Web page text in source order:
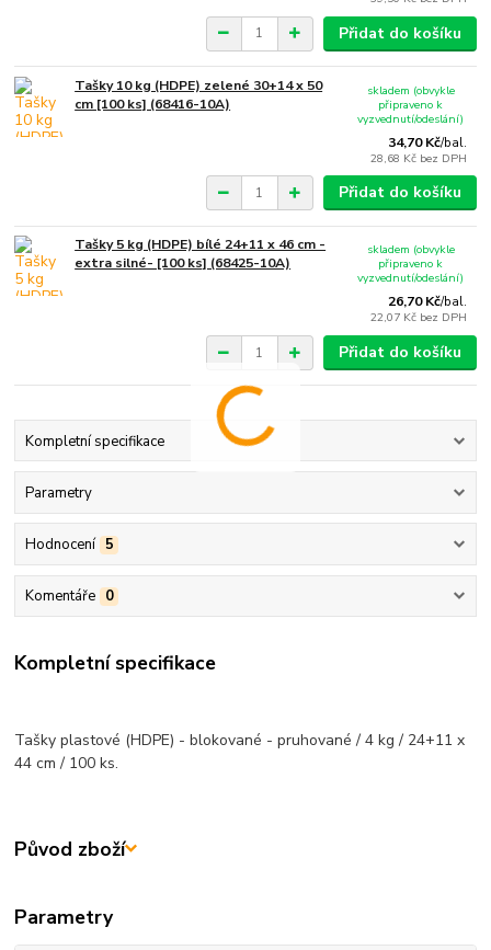
Přidat do košíku
Tašky 10 kg (HDPE) zelené 30+14 x 50
cm [100 ks] (68416-10A)
34,70 Kč/bal.
28,68 Kč bez DPH
skladem (obvykle
připraveno k
vyzvednutí/odeslání)
Přidat do košíku
Tašky 5 kg (HDPE) bílé 24+11 x 46 cm -
extra silné- [100 ks] (68425-10A)
26,70 Kč/bal.
22,07 Kč bez DPH
skladem (obvykle
připraveno k
vyzvednutí/odeslání)
Přidat do košíku
Kompletní specifikace
Parametry
Hodnocení 5
Komentáře 0
Kompletní specifikace
Tašky plastové (HDPE) - blokované - pruhované / 4 kg / 24+11 x
44 cm / 100 ks.
Původ zboží
Parametry